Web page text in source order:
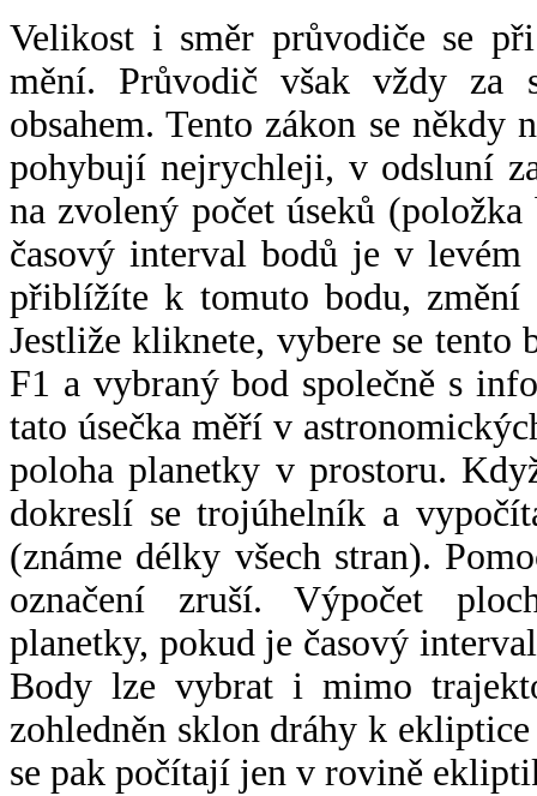
Velikost i směr průvodiče se
mění. Průvodič však vždy za
obsahem. Tento zákon se někdy
pohybují nejrychleji, v odsluní
na zvolený počet úseků
časový interval bodů je v
přiblížíte k tomuto bodu,
Jestliže kliknete, vybere se tento
F1 a vybraný bod společně s
tato úsečka měří v
poloha planetky v prostoru.
dokreslí se trojúhelník a
(známe délky všech stran).
označení zruší. Výpočet
planetky, pokud je časový
Body lze vybrat i mimo
zohledněn sklon dráhy k
se pak počítají jen v rovině